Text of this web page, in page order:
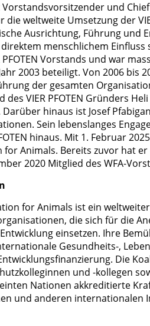
Vorstandsvorsitzender und
weltweite Umsetzung der
Ausrichtung, Führung und
menschlichem
Vorstands und war
2003 beteiligt. Von 2006 bis
der gesamten
VIER PFOTEN Gründers
Darüber hinaus ist Josef
Sein lebenslanges
hinaus. Mit 1. Februar
for Animals. Bereits zuvor hat
2020 Mitglied des WFA-
for Animals ist ein
die sich für die
einsetzen. Ihre
Gesundheits-,
Die
und -kollegen
Nationen akkreditierte
und anderen internationalen